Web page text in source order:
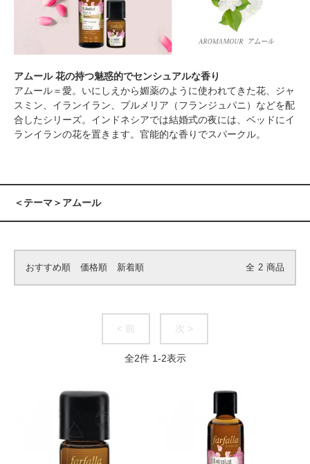
アムール 花の持つ魅惑的でセンシュアルな香り
アムール＝愛。いにしえから媚薬のように使われてきた花、ジャ
スミン、イランイラン、プルメリア（フランジュパニ）などを配
合したシリーズ。インドネシアでは結婚式の夜には、ベッドにイ
ランイランの花を置きます。官能的な香りでスパークル。
＜テーマ＞アムール
おすすめ順 価格順 新着順 全 2 商品
< 前 次 >
全2件 1-2表示